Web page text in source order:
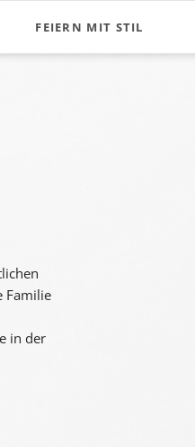
FEIERN MIT STIL
Familie
in der